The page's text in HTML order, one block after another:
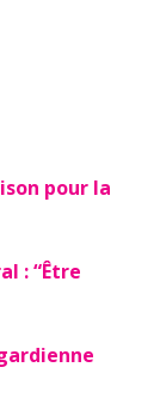
pour la
: “Être